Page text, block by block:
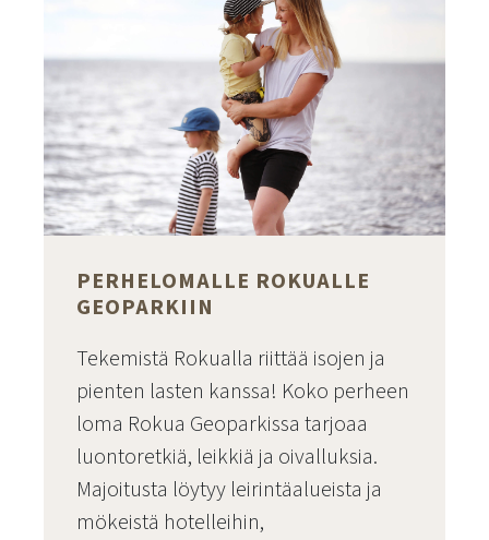
PERHELOMALLE ROKUALLE
GEOPARKIIN
Tekemistä Rokualla riittää isojen ja
pienten lasten kanssa! Koko perheen
loma Rokua Geoparkissa tarjoaa
luontoretkiä, leikkiä ja oivalluksia.
Majoitusta löytyy leirintäalueista ja
mökeistä hotelleihin,